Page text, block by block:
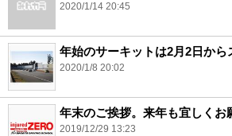
2020/1/14 20:45
年始のサーキットは2月2日から
2020/1/8 20:02
年末のご挨拶。来年も宜しくお
2019/12/29 13:23